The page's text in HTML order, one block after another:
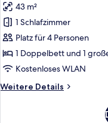
für
Apartment,
Terrasse
(Fridolin)
anzeigen
43 m²
1 Schlafzimmer
Platz für 4 Personen
1 Doppelbett und 1
Kostenloses WLAN
Weitere Details
Weitere